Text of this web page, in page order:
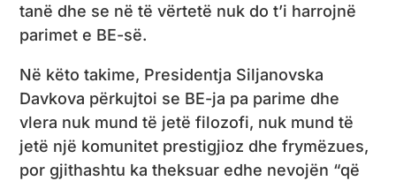
tanë dhe se në të vërtetë nuk do t’i harrojnë
parimet e BE-së.
Në këto takime, Presidentja Siljanovska
Davkova përkujtoi se BE-ja pa parime dhe
vlera nuk mund të jetë filozofi, nuk mund të
jetë një komunitet prestigjioz dhe frymëzues,
por gjithashtu ka theksuar edhe nevojën “që